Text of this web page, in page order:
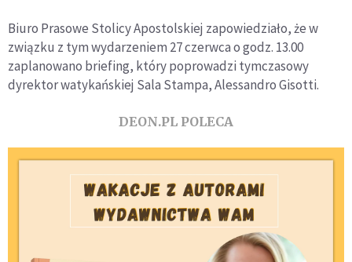
Biuro Prasowe Stolicy Apostolskiej zapowiedziało, że w
związku z tym wydarzeniem 27 czerwca o godz. 13.00
zaplanowano briefing, który poprowadzi tymczasowy
dyrektor watykańskiej Sala Stampa, Alessandro Gisotti.
DEON.PL POLECA